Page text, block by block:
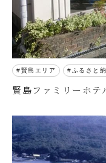
賢島エリア ふるさと
賢島ファミリーホテ